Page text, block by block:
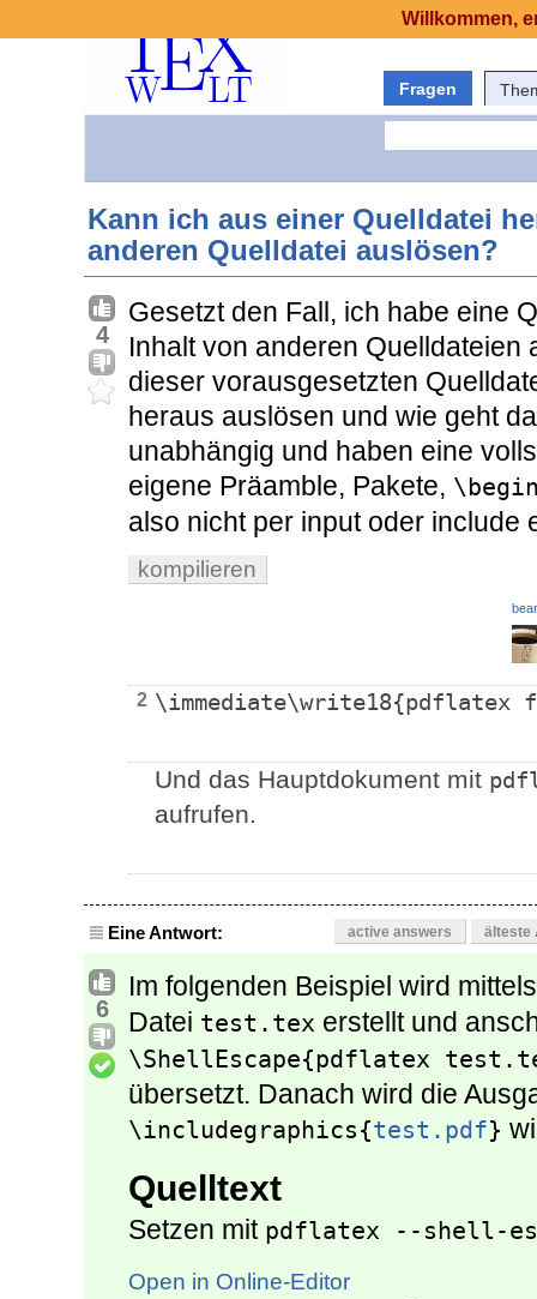
Fragen
Kann ich aus einer Quelldatei
anderen Quelldatei auslösen?
4
Gesetzt den Fall, ich habe eine
Inhalt von anderen Quelldateien
dieser vorausgesetzten
heraus auslösen und wie geht
unabhängig und haben eine
eigene Präamble, Pakete,
also nicht per input oder include
kompilieren
2
Und das Hauptdokument mit
aufrufen.
Eine Antwort: active answers älteste
6
Im folgenden Beispiel wird
Datei test.tex erstellt und
\ShellEscape{pdflatex
übersetzt. Danach wird die
\includegraphics{test.pdf}
Quelltext
Setzen mit pdflatex --shell-
Open in Online-Editor
Willkommen,